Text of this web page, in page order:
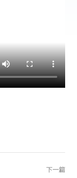
下一篇